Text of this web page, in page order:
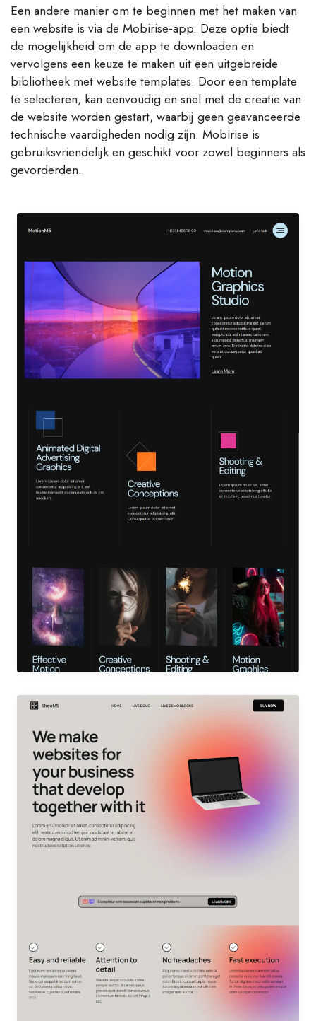
Een andere manier om te beginnen met het maken van
een website is via de Mobirise-app. Deze optie biedt
de mogelijkheid om de app te downloaden en
vervolgens een keuze te maken uit een uitgebreide
bibliotheek met website templates. Door een template
te selecteren, kan eenvoudig en snel met de creatie van
de website worden gestart, waarbij geen geavanceerde
technische vaardigheden nodig zijn. Mobirise is
gebruiksvriendelijk en geschikt voor zowel beginners als
gevorderden.